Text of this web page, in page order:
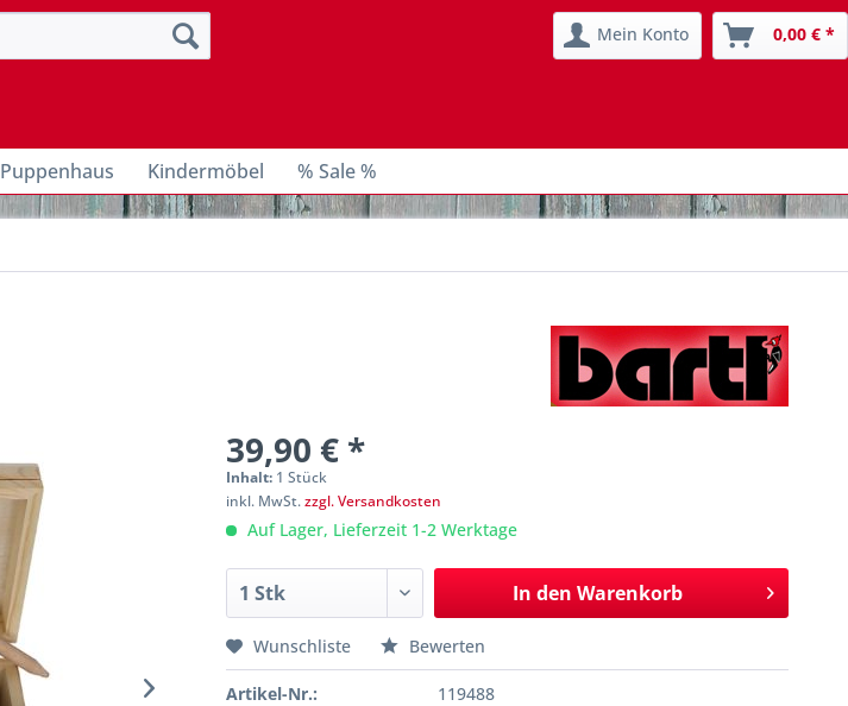
Mein Konto 0,00 € *
Puppenhaus Kindermöbel % Sale %
39,90 € *
Inhalt: 1 Stück
inkl. MwSt.zzgl. Versandkosten
Auf Lager, Lieferzeit 1-2 Werktage
In den Warenkorb
Wunschliste Bewerten
Artikel-Nr.:
119488